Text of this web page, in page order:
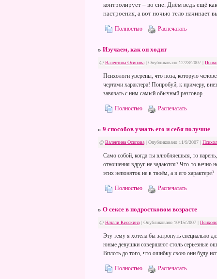
контролирует – во сне. Днём ведь ещё
настроения, а вот ночью тело начинает
Полностью Распечатать
» Изучаем, как он ходит
@ Валентина Осипова | Опубликовано 12/28/2007 |
Психологи уверены, что поза, которую
чертами характера! Попробуй, к примеру,
завязать с ним самый обычный разговор...
Полностью Распечатать
» 9 способов узнать его и себя получше
@ Валентина Осипова| Опубликовано 11/9/2007 |
Само собой, когда ты влюбляешься, то
отношения вдруг не задаются? Что-то вечно
этих непоняток не в твоём, а в его характере?
Полностью Распечатать
» О сексе в подростковом возрасте
@ Натали Кисскина | Опубликовано 10/15/2007 |
Эту тему я хотела бы затронуть специально
юные девушки совершают столь серьезные
Вплоть до того, что ошибку свою они буду
Полностью Распечатать